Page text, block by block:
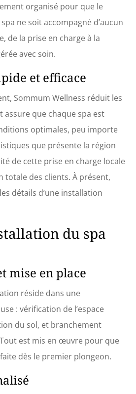
organisé pour que le
ne soit accompagné d’aucun
de la prise en charge à la
avec soin.
et efficace
Sommum Wellness réduit les
assure que chaque spa est
optimales, peu importe
que présente la région
de cette prise en charge locale
totale des clients. À présent,
détails d’une installation
du spa
mise en place
réside dans une
: vérification de l’espace
du sol, et branchement
est mis en œuvre pour que
dès le premier plongeon.